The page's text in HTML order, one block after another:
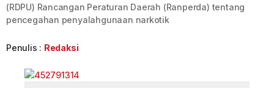
(RDPU) Rancangan Peraturan Daerah (Ranperda) tentang
pencegahan penyalahgunaan narkotik
Penulis : Redaksi